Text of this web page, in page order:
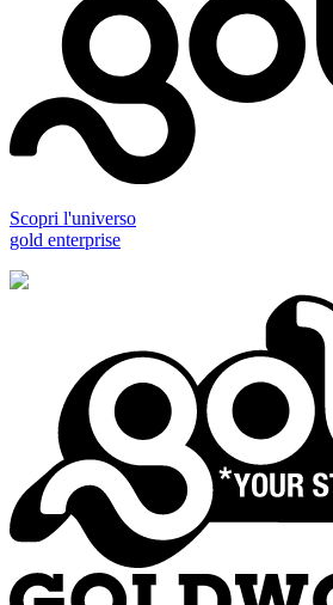
Scopri l'universo
gold enterprise